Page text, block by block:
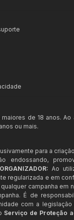
de 18 anos. Ao
ou mais.
para a
endossando,
ORGANIZADOR: Ao
regularizada e em
campanha em
É de
com a legislação
Serviço de Proteção